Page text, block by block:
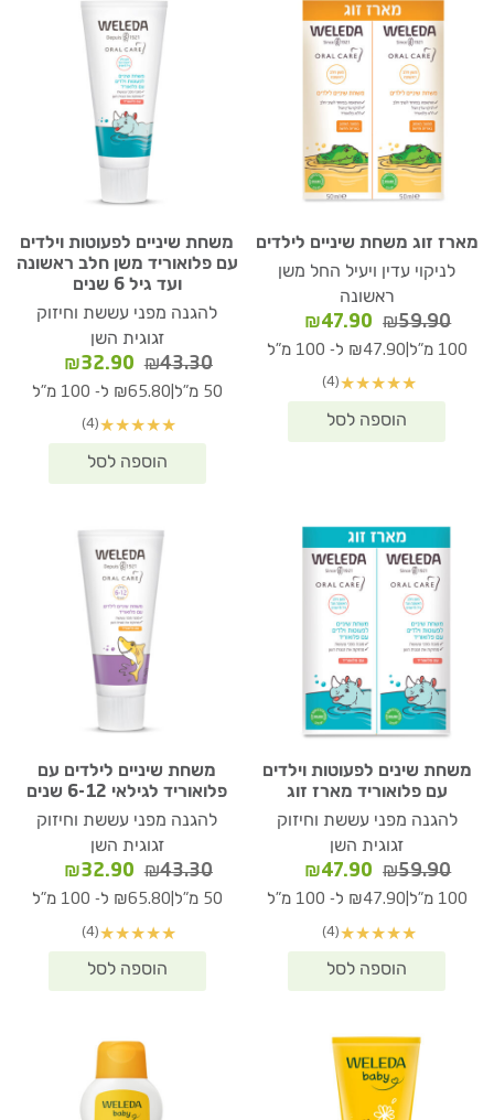
מארז זוג משחת שיניים לילדים
לניקוי עדין ויעיל החל משן
ראשונה
₪59.90
המחיר
המקורי
₪59.90.
₪47.90
המחיר
הנוכחי
100 מ"ל ₪47.90 ל- 100 מ"ל
★
★
★
★
★
(4)
משחת שיניים לפעוטות וילדים
עם פלואוריד משן חלב ראשונה
ועד גיל 6 שנים
להגנה מפני עששת וחיזוק
זגוגית השן
₪43.30
המחיר
המקורי
₪43.30.
₪32.90
הנוכחי
50 מ"ל ₪65.80 ל- 100 מ"ל
★
★
★
★
★
(4)
משחת שינים לפעוטות וילדים
עם פלואוריד מארז זוג
להגנה מפני עששת וחיזוק
זגוגית השן
₪59.90
המחיר
המקורי
₪59.90.
₪47.90
המחיר
הנוכחי
100 מ"ל ₪47.90 ל- 100 מ"ל
★
★
★
★
★
(4)
משחת שיניים לילדים עם
פלואוריד לגילאי 6-12 שנים
להגנה מפני עששת וחיזוק
זגוגית השן
₪43.30
המחיר
המקורי
₪43.30.
₪32.90
הנוכחי
50 מ"ל ₪65.80 ל- 100 מ"ל
★
★
★
★
★
(4)